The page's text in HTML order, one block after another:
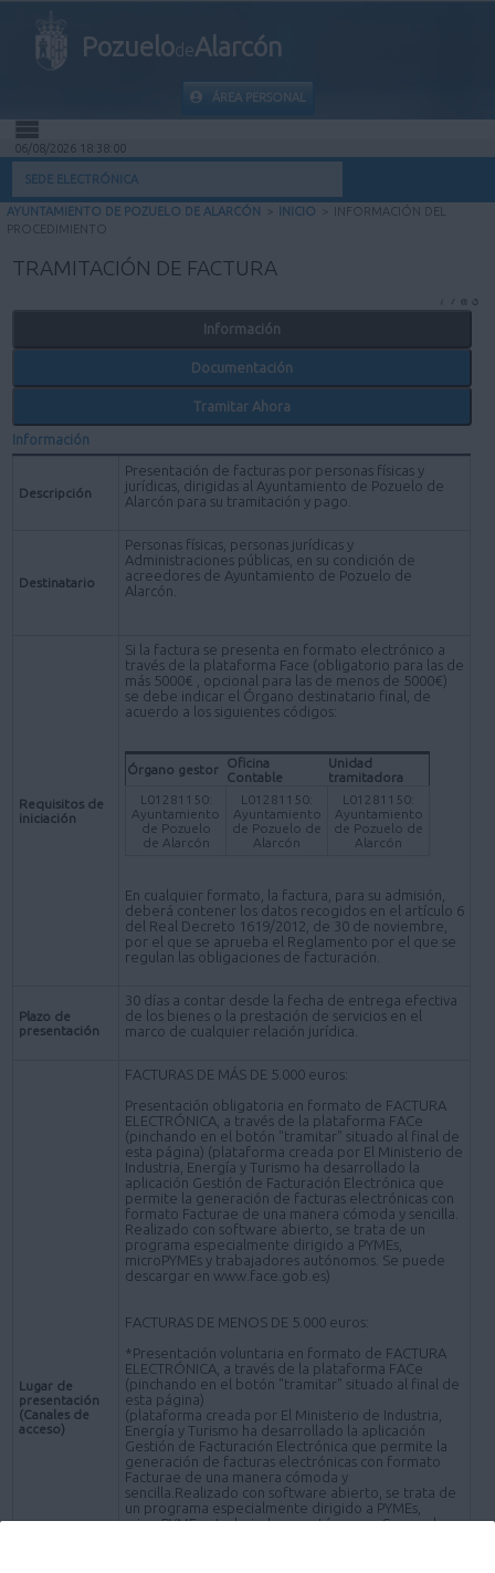
PozuelodeAlarcón
ÁREA PERSONAL
INICIO
INFORMACIÓN PÚBLICA
MI CARPETA
INFORMACIÓN MUNICIPAL
AYUDA
06/08/2026 18:38:00
SEDE ELECTRÓNICA
AYUNTAMIENTO DE POZUELO DE ALARCÓN > INICIO > INFORMACIÓN DEL
PROCEDIMIENTO
TRAMITACIÓN DE FACTURA
Información
Documentación
Tramitar Ahora
Información
Descripción
Presentación de facturas por personas físicas y
jurídicas, dirigidas al Ayuntamiento de Pozuelo de
Alarcón para su tramitación y pago.
Destinatario
Personas físicas, personas jurídicas y
Administraciones públicas, en su condición de
acreedores de Ayuntamiento de Pozuelo de
Alarcón.
Requisitos de
iniciación
Si la factura se presenta en formato electrónico a
través de la plataforma Face (obligatorio para las de
más 5000€ , opcional para las de menos de 5000€)
se debe indicar el Órgano destinatario final, de
acuerdo a los siguientes códigos:
Órgano gestor
Oficina
Contable
Unidad
tramitadora
L01281150:
Ayuntamiento
de Pozuelo
de Alarcón
L01281150:
Ayuntamiento
de Pozuelo de
Alarcón
L01281150:
Ayuntamiento
de Pozuelo de
Alarcón
En cualquier formato, la factura, para su admisión,
deberá contener los datos recogidos en el artículo 6
del Real Decreto 1619/2012, de 30 de noviembre,
por el que se aprueba el Reglamento por el que se
regulan las obligaciones de facturación.
Plazo de
presentación
30 días a contar desde la fecha de entrega efectiva
de los bienes o la prestación de servicios en el
marco de cualquier relación jurídica.
Lugar de
presentación
(Canales de
acceso)
FACTURAS DE MÁS DE 5.000 euros:
Presentación obligatoria en formato de FACTURA
ELECTRÓNICA, a través de la plataforma FACe
(pinchando en el botón "tramitar" situado al final de
esta página) (plataforma creada por El Ministerio de
Industria, Energía y Turismo ha desarrollado la
aplicación Gestión de Facturación Electrónica que
permite la generación de facturas electrónicas con
formato Facturae de una manera cómoda y sencilla.
Realizado con software abierto, se trata de un
programa especialmente dirigido a PYMEs,
microPYMEs y trabajadores autónomos. Se puede
descargar en www.face.gob.es)
FACTURAS DE MENOS DE 5.000 euros:
*Presentación voluntaria en formato de FACTURA
ELECTRÓNICA, a través de la plataforma FACe
(pinchando en el botón "tramitar" situado al final de
esta página)
(plataforma creada por El Ministerio de Industria,
Energía y Turismo ha desarrollado la aplicación
Gestión de Facturación Electrónica que permite la
generación de facturas electrónicas con formato
Facturae de una manera cómoda y
sencilla.Realizado con software abierto, se trata de
un programa especialmente dirigido a PYMEs,
microPYMEs y trabajadores autónomos. Se puede